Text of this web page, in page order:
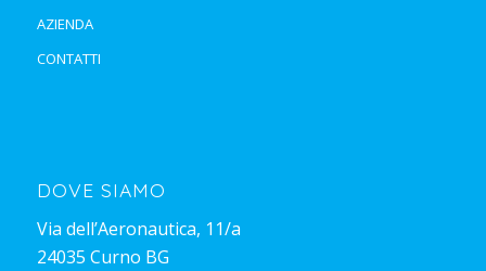
AZIENDA
CONTATTI
DOVE SIAMO
Via dell’Aeronautica, 11/a
24035 Curno BG